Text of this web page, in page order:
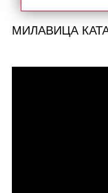
МИЛАВИЦА